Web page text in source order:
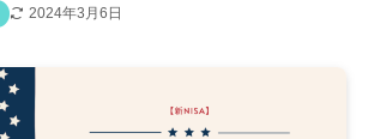
2024年3月6日